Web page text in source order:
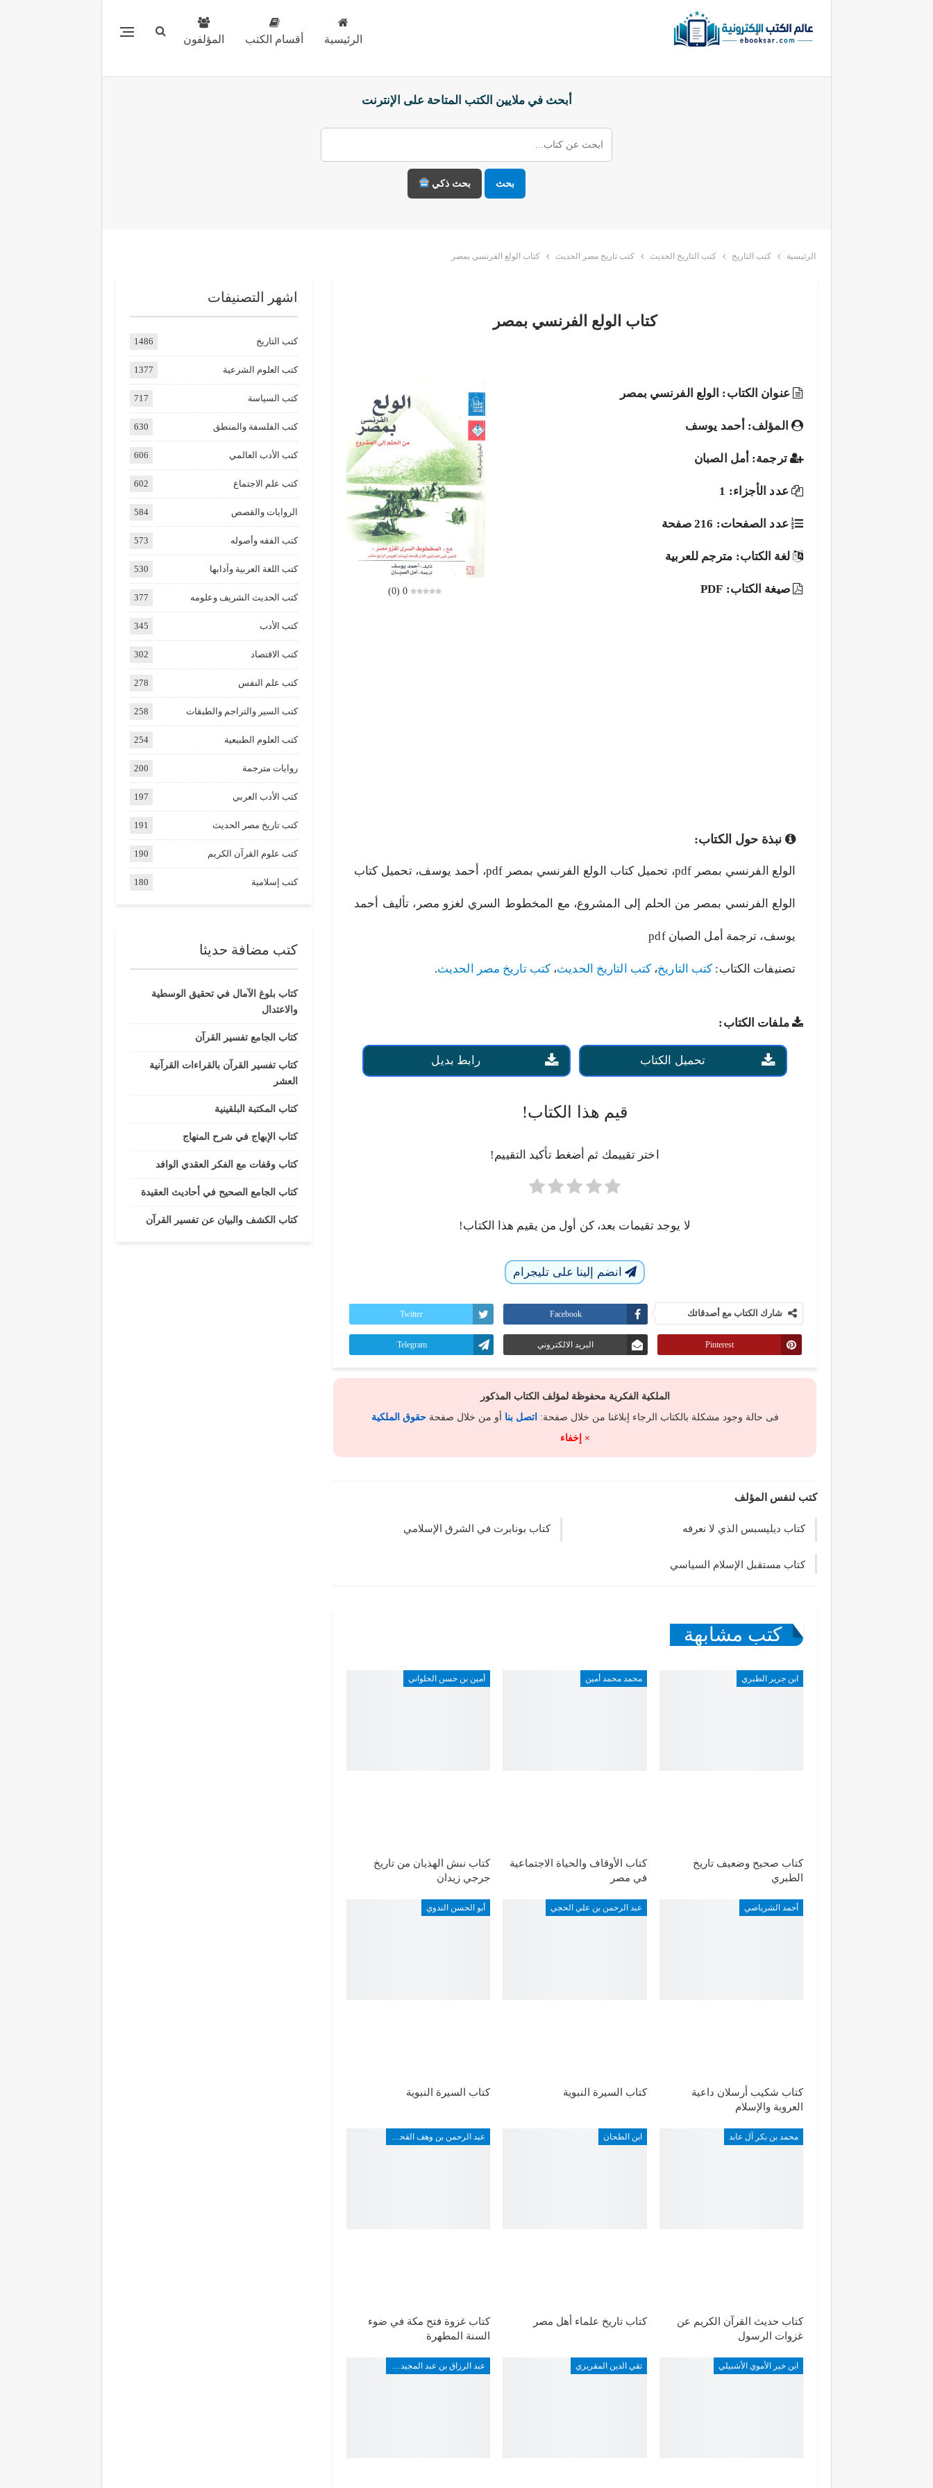
الرئيسية أقسام الكتب المؤلفون
أبحث في ملايين الكتب المتاحة على الإنترنت
بحث بحث ذكي
الرئيسية كتب التاريخ كتب التاريخ الحديث كتب تاريخ مصر الحديث كتاب الولع الفرنسي بمصر
كتاب الولع الفرنسي بمصر
0
(
0
)
عنوان الكتاب: الولع الفرنسي بمصر
المؤلف: أحمد يوسف
ترجمة: أمل الصبان
عدد الأجزاء: 1
عدد الصفحات: 216 صفحة
لغة الكتاب: مترجم للعربية
صيغة الكتاب: PDF
نبذة حول الكتاب:
الولع الفرنسي بمصر pdf، تحميل كتاب الولع الفرنسي بمصر pdf، أحمد يوسف، تحميل كتاب
الولع الفرنسي بمصر من الحلم إلى المشروع، مع المخطوط السري لغزو مصر، تأليف أحمد
يوسف، ترجمة أمل الصبان pdf
تصنيفات الكتاب: كتب التاريخ، كتب التاريخ الحديث، كتب تاريخ مصر الحديث.
ملفات الكتاب:
تحميل الكتاب رابط بديل
قيم هذا الكتاب!
اختر تقييمك ثم أضغط تأكيد التقييم!
لا يوجد تقيمات بعد، كن أول من يقيم هذا الكتاب!
انضم إلينا على تليجرام
شارك الكتاب مع أصدقائك Facebook
Twitter
Pinterest البريد الالكتروني Telegram
الملكية الفكرية محفوظة لمؤلف الكتاب المذكور
فى حالة وجود مشكلة بالكتاب الرجاء إبلاغنا من خلال صفحة: اتصل بنا أو من خلال صفحةحقوق الملكية
× إخفاء
كتب لنفس المؤلف
كتاب ديليسبس الذي لا نعرفه كتاب بونابرت في الشرق الإسلامي
كتاب مستقبل الإسلام السياسي
كتب مشابهة
ابن جرير الطبري
كتاب صحيح وضعيف تاريخ
الطبري
محمد محمد أمين
كتاب الأوقاف والحياة الاجتماعية
في مصر
أمين بن حسن الحلواني
كتاب نبش الهذيان من تاريخ
جرجي زيدان
أحمد الشرباصي
كتاب شكيب أرسلان داعية
العروبة والإسلام
عبد الرحمن بن علي الحجي
كتاب السيرة النبوية
أبو الحسن الندوي
كتاب السيرة النبوية
محمد بن بكر آل عابد
كتاب حديث القرآن الكريم عن
غزوات الرسول
ابن الطحان
كتاب تاريخ علماء أهل مصر
عبد الرحمن بن وهف القحطاني
كتاب غزوة فتح مكة في ضوء
السنة المطهرة
ابن خير الأموي الأشبيلي تقي الدين المقريزي عبد الرزاق بن عبد المجيد ألارو
اشهر التصنيفات
كتب التاريخ 1486
كتب العلوم الشرعية 1377
كتب السياسة 717
كتب الفلسفة والمنطق 630
كتب الأدب العالمي 606
كتب علم الاجتماع 602
الروايات والقصص 584
كتب الفقه وأصوله 573
كتب اللغة العربية وآدابها 530
كتب الحديث الشريف وعلومه 377
كتب الأدب 345
كتب الاقتصاد 302
كتب علم النفس 278
كتب السير والتراجم والطبقات 258
كتب العلوم الطبيعية 254
روايات مترجمة 200
كتب الأدب العربي 197
كتب تاريخ مصر الحديث 191
كتب علوم القرآن الكريم 190
كتب إسلامية 180
كتب مضافة حديثا
كتاب بلوغ الآمال في تحقيق الوسطية
والاعتدال
كتاب الجامع تفسير القرآن
كتاب تفسير القرآن بالقراءات القرآنية
العشر
كتاب المكتبة البلقينية
كتاب الإبهاج في شرح المنهاج
كتاب وقفات مع الفكر العقدي الوافد
كتاب الجامع الصحيح في أحاديث العقيدة
كتاب الكشف والبيان عن تفسير القرآن